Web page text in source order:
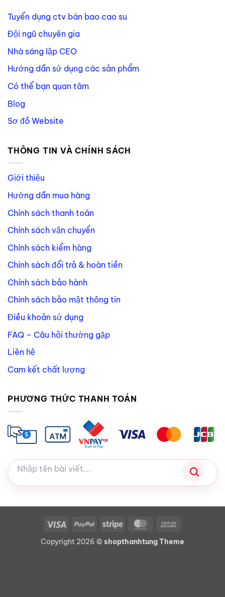
Tuyển dụng ctv bán bao cao su
Đội ngũ chuyên gia
Nhà sáng lập CEO
Hướng dẫn sử dụng các sản phẩm
Có thể bạn quan tâm
Blog
Sơ đồ Website
THÔNG TIN VÀ CHÍNH SÁCH
Giới thiệu
Hướng dẫn mua hàng
Chính sách thanh toán
Chính sách vận chuyển
Chính sách kiểm hàng
Chính sách đổi trả & hoàn tiền
Chính sách bảo hành
Chính sách bảo mật thông tin
Điều khoản sử dụng
FAQ – Câu hỏi thường gặp
Liên hệ
Cam kết chất lượng
PHƯƠNG THỨC THANH TOÁN
Visa PayPal Stripe MasterCard
Delivery
Copyright 2026 © shopthanhtung Theme